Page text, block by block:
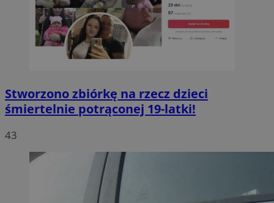
Stworzono zbiórkę na rzecz dzieci
śmiertelnie potrąconej 19-latki!
43